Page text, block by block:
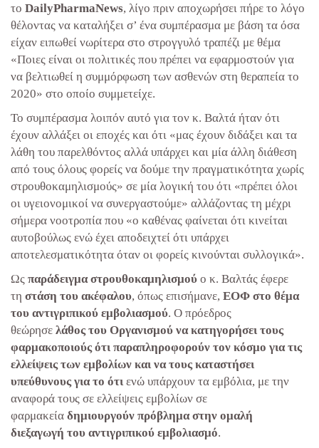
το DailyPharmaNews, λίγο πριν αποχωρήσει πήρε το λόγο
θέλοντας να καταλήξει σ’ ένα συμπέρασμα με βάση τα όσα
είχαν ειπωθεί νωρίτερα στο στρογγυλό τραπέζι με θέμα
«Ποιες είναι οι πολιτικές που πρέπει να εφαρμοστούν για
να βελτιωθεί η συμμόρφωση των ασθενών στη θεραπεία το
2020» στο οποίο συμμετείχε.
Το συμπέρασμα λοιπόν αυτό για τον κ. Βαλτά ήταν ότι
έχουν αλλάξει οι εποχές και ότι «μας έχουν διδάξει και τα
λάθη του παρελθόντος αλλά υπάρχει και μία άλλη διάθεση
από τους όλους φορείς να δούμε την πραγματικότητα χωρίς
στρουθοκαμηλισμούς» σε μία λογική του ότι «πρέπει όλοι
οι υγειονομικοί να συνεργαστούμε» αλλάζοντας τη μέχρι
σήμερα νοοτροπία που «ο καθένας φαίνεται ότι κινείται
αυτοβούλως ενώ έχει αποδειχτεί ότι υπάρχει
αποτελεσματικότητα όταν οι φορείς κινούνται συλλογικά».
Ως παράδειγμα στρουθοκαμηλισμού ο κ. Βαλτάς έφερε
τη στάση του ακέφαλου, όπως επισήμανε, ΕΟΦ στο θέμα
του αντιγριπικού εμβολιασμού. Ο πρόεδρος
θεώρησε λάθος του Οργανισμού να κατηγορήσει τους
φαρμακοποιούς ότι παραπληροφορούν τον κόσμο για τις
ελλείψεις των εμβολίων και να τους καταστήσει
υπεύθυνους για το ότι ενώ υπάρχουν τα εμβόλια, με την
αναφορά τους σε ελλείψεις εμβολίων σε
φαρμακεία δημιουργούν πρόβλημα στην ομαλή
διεξαγωγή του αντιγριπικού εμβολιασμό.